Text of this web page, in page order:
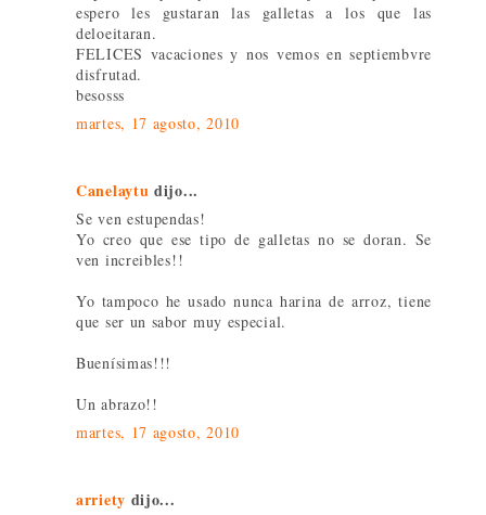
espero les gustaran las galletas a los que las
deloeitaran.
FELICES vacaciones y nos vemos en septiembvre
disfrutad.
besosss
martes, 17 agosto, 2010
Canelaytu dijo...
Se ven estupendas!
Yo creo que ese tipo de galletas no se doran. Se
ven increibles!!
Yo tampoco he usado nunca harina de arroz, tiene
que ser un sabor muy especial.
Buenísimas!!!
Un abrazo!!
martes, 17 agosto, 2010
arriety dijo...